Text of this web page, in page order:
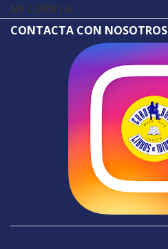
MI CUENTA
CONTACTA CON NOSOTROS